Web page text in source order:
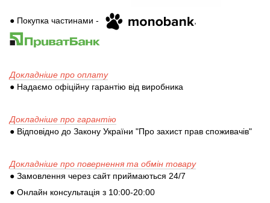
● Покупка частинами - ,
Докладніше про оплату
● Надаємо офіційну гарантію від виробника
Докладніше про гарантію
● Відповідно до Закону України "Про захист прав споживачів"
Докладніше про повернення та обмін товару
● Замовлення через сайт приймаються 24/7
● Онлайн консультація з 10:00-20:00